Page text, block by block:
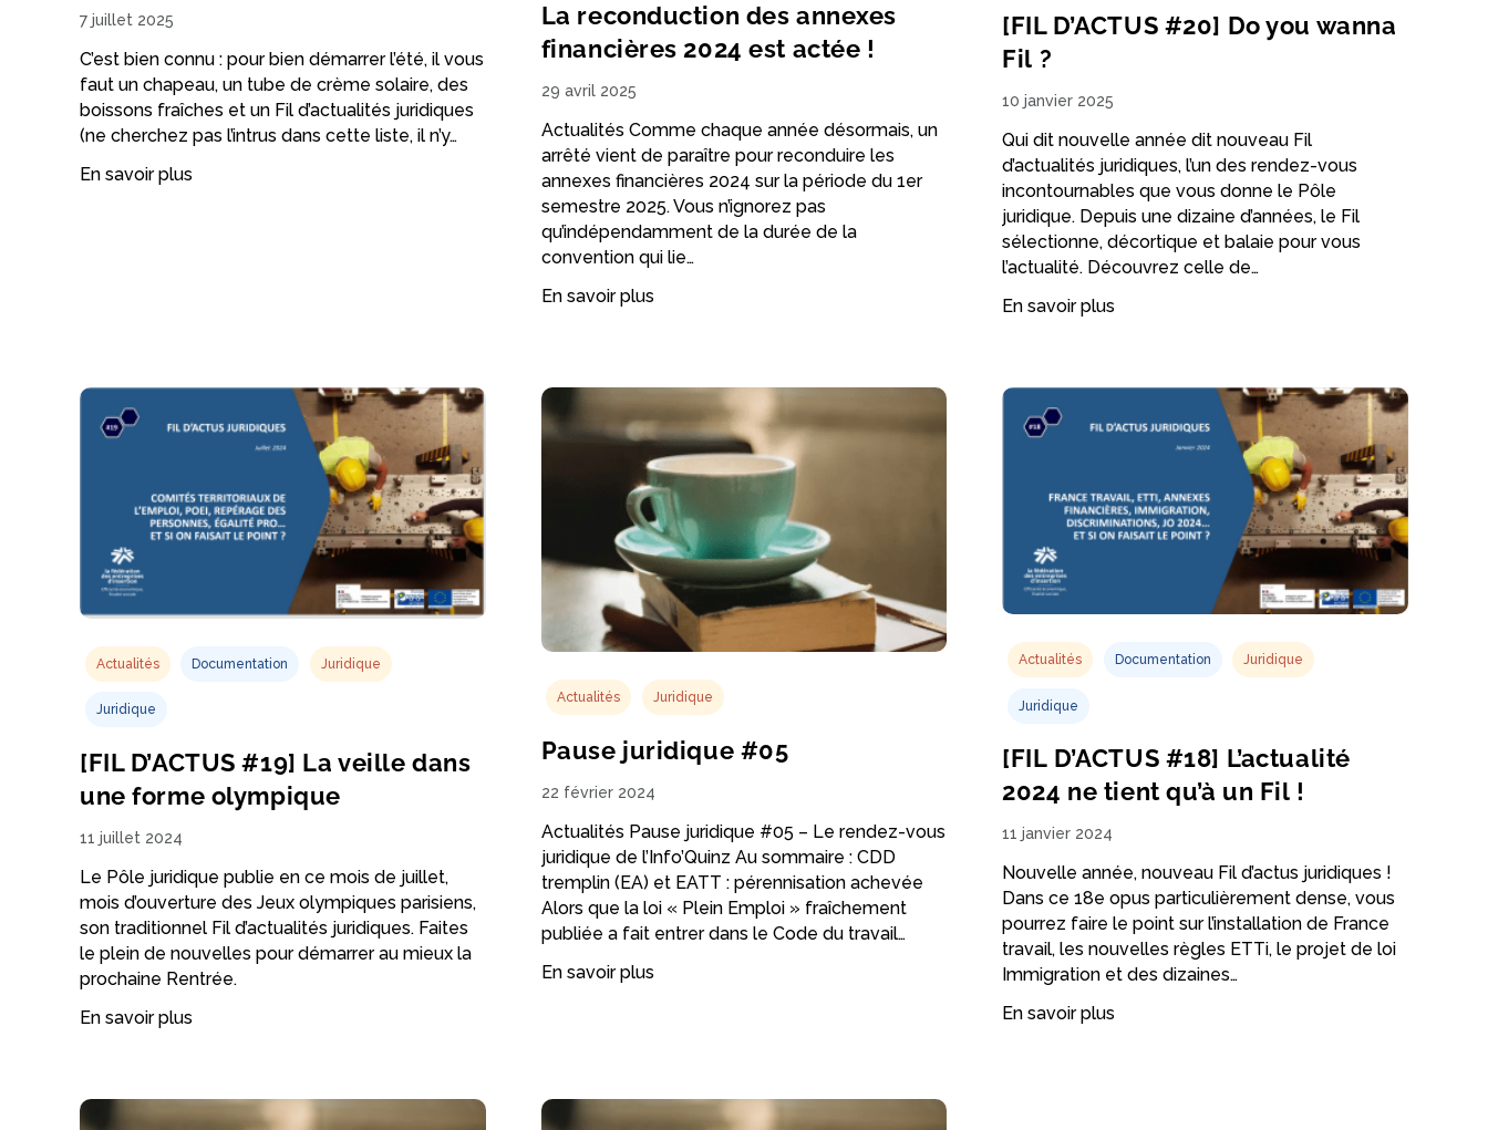
7 juillet 2025
C’est bien connu : pour bien démarrer l’été, il vous
faut un chapeau, un tube de crème solaire, des
boissons fraîches et un Fil d’actualités juridiques
(ne cherchez pas l’intrus dans cette liste, il n’y…
En savoir plus
La reconduction des annexes
financières 2024 est actée !
29 avril 2025
Actualités Comme chaque année désormais, un
arrêté vient de paraître pour reconduire les
annexes financières 2024 sur la période du 1er
semestre 2025. Vous n’ignorez pas
qu’indépendamment de la durée de la
convention qui lie…
En savoir plus
[FIL D’ACTUS #20] Do you wanna
Fil ?
10 janvier 2025
Qui dit nouvelle année dit nouveau Fil
d’actualités juridiques, l’un des rendez-vous
incontournables que vous donne le Pôle
juridique. Depuis une dizaine d’années, le Fil
sélectionne, décortique et balaie pour vous
l’actualité. Découvrez celle de…
En savoir plus
Actualités Documentation Juridique
Juridique
[FIL D’ACTUS #19] La veille dans
une forme olympique
11 juillet 2024
Le Pôle juridique publie en ce mois de juillet,
mois d’ouverture des Jeux olympiques parisiens,
son traditionnel Fil d’actualités juridiques. Faites
le plein de nouvelles pour démarrer au mieux la
prochaine Rentrée.
En savoir plus
Actualités Juridique
Pause juridique #05
22 février 2024
Actualités Pause juridique #05 – Le rendez-vous
juridique de l’Info’Quinz Au sommaire : CDD
tremplin (EA) et EATT : pérennisation achevée
Alors que la loi « Plein Emploi » fraîchement
publiée a fait entrer dans le Code du travail…
En savoir plus
Actualités Documentation Juridique
Juridique
[FIL D’ACTUS #18] L’actualité
2024 ne tient qu’à un Fil !
11 janvier 2024
Nouvelle année, nouveau Fil d’actus juridiques !
Dans ce 18e opus particulièrement dense, vous
pourrez faire le point sur l’installation de France
travail, les nouvelles règles ETTi, le projet de loi
Immigration et des dizaines…
En savoir plus